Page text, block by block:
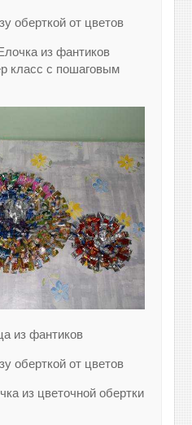
из фантиков
класс с пошаговым
из фантиков
из цветочной обертки